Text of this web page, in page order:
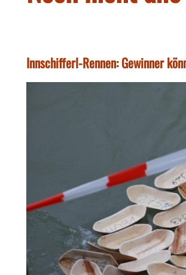
Innschifferl-Rennen: Gewinner